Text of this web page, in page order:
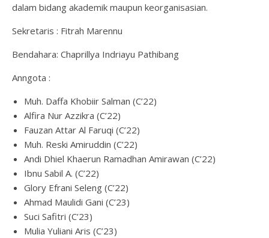
dalam bidang akademik maupun keorganisasian.
Sekretaris : Fitrah Marennu
Bendahara: Chaprillya Indriayu Pathibang
Anngota :
Muh. Daffa Khobiir Salman (C’22)
Alfira Nur Azzikra (C’22)
Fauzan Attar Al Faruqi (C’22)
Muh. Reski Amiruddin (C’22)
Andi Dhiel Khaerun Ramadhan Amirawan (C’22)
Ibnu Sabil A. (C’22)
Glory Efrani Seleng (C’22)
Ahmad Maulidi Gani (C’23)
Suci Safitri (C’23)
Mulia Yuliani Aris (C’23)